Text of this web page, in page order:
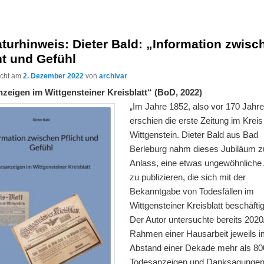
Dieter Bald: „Information
und Gefühl
am2. Dezember 2022 vonarchivar
im Wittgensteiner Kreisblatt“ (BoD, 2022)
„Im Jahre 1852, also vor 170
erschien die erste Zeitung im Kreis
Wittgenstein. Dieter Bald aus Bad
Berleburg nahm dieses Jubiläum
Anlass, eine etwas ungewöhnliche
zu publizieren, die sich mit der
Bekanntgabe von Todesfällen im
Wittgensteiner Kreisblatt
Der Autor untersuchte bereits
Rahmen einer Hausarbeit jeweils
Abstand einer Dekade mehr als